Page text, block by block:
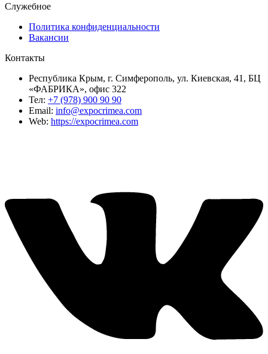
Служебное
Политика конфиденциальности
Вакансии
Контакты
Республика Крым, г. Симферополь, ул. Киевская, 41, БЦ
«ФАБРИКА», офис 322
Тел: +7 (978) 900 90 90
Email: info@expocrimea.com
Web: https://expocrimea.com